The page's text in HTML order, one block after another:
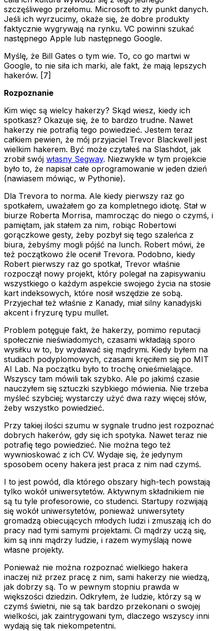
szczęśliwego przełomu. Microsoft to zły punkt danych.
Jeśli ich wyrzucimy, okaże się, że dobre produkty
faktycznie wygrywają na rynku. VC powinni szukać
następnego Apple lub następnego Google.
Myślę, że Bill Gates o tym wie. To, co go martwi w
Google, to nie siła ich marki, ale fakt, że mają lepszych
hakerów. [7]
Rozpoznanie
Kim więc są wielcy hakerzy? Skąd wiesz, kiedy ich
spotkasz? Okazuje się, że to bardzo trudne. Nawet
hakerzy nie potrafią tego powiedzieć. Jestem teraz
całkiem pewien, że mój przyjaciel Trevor Blackwell jest
wielkim hakerem. Być może czytałeś na Slashdot, jak
zrobił swój własny Segway. Niezwykłe w tym projekcie
było to, że napisał całe oprogramowanie w jeden dzień
(nawiasem mówiąc, w Pythonie).
Dla Trevora to norma. Ale kiedy pierwszy raz go
spotkałem, uważałem go za kompletnego idiotę. Stał w
biurze Roberta Morrisa, mamrocząc do niego o czymś, i
pamiętam, jak stałem za nim, robiąc Robertowi
gorączkowe gesty, żeby pozbył się tego szaleńca z
biura, żebyśmy mogli pójść na lunch. Robert mówi, że
też początkowo źle ocenił Trevora. Podobno, kiedy
Robert pierwszy raz go spotkał, Trevor właśnie
rozpoczął nowy projekt, który polegał na zapisywaniu
wszystkiego o każdym aspekcie swojego życia na stosie
kart indeksowych, które nosił wszędzie ze sobą.
Przyjechał też właśnie z Kanady, miał silny kanadyjski
akcent i fryzurę typu mullet.
Problem potęguje fakt, że hakerzy, pomimo reputacji
społecznie nieświadomych, czasami wkładają sporo
wysiłku w to, by wydawać się mądrymi. Kiedy byłem na
studiach podyplomowych, czasami kręciłem się po MIT
AI Lab. Na początku było to trochę onieśmielające.
Wszyscy tam mówili tak szybko. Ale po jakimś czasie
nauczyłem się sztuczki szybkiego mówienia. Nie trzeba
myśleć szybciej; wystarczy użyć dwa razy więcej słów,
żeby wszystko powiedzieć.
Przy takiej ilości szumu w sygnale trudno jest rozpoznać
dobrych hakerów, gdy się ich spotyka. Nawet teraz nie
potrafię tego powiedzieć. Nie można tego też
wywnioskować z ich CV. Wydaje się, że jedynym
sposobem oceny hakera jest praca z nim nad czymś.
I to jest powód, dla którego obszary high-tech powstają
tylko wokół uniwersytetów. Aktywnym składnikiem nie
są tu tyle profesorowie, co studenci. Startupy rozwijają
się wokół uniwersytetów, ponieważ uniwersytety
gromadzą obiecujących młodych ludzi i zmuszają ich do
pracy nad tymi samymi projektami. Ci mądrzy uczą się,
kim są inni mądrzy ludzie, i razem wymyślają nowe
własne projekty.
Ponieważ nie można rozpoznać wielkiego hakera
inaczej niż przez pracę z nim, sami hakerzy nie wiedzą,
jak dobrzy są. To w pewnym stopniu prawda w
większości dziedzin. Odkryłem, że ludzie, którzy są w
czymś świetni, nie są tak bardzo przekonani o swojej
wielkości, jak zaintrygowani tym, dlaczego wszyscy inni
wydają się tak niekompetentni.